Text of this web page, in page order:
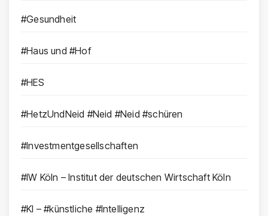
#Gesundheit
#Haus und #Hof
#HES
#HetzUndNeid #Neid #Neid #schüren
#Investmentgesellschaften
#IW Köln – Institut der deutschen Wirtschaft Köln
#KI – #künstliche #Intelligenz